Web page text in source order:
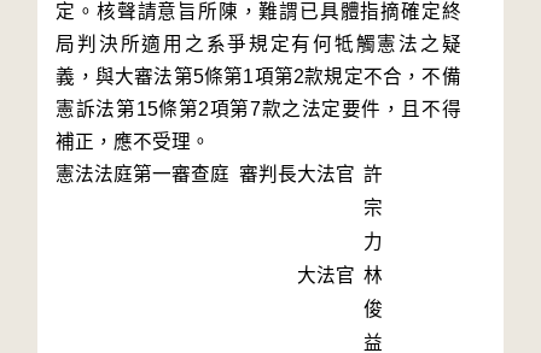
定。核聲請意旨所陳，難謂已具體指摘確定終
局判決所適用之系爭規定有何牴觸憲法之疑
義，與大審法第5條第1項第2款規定不合，不備
憲訴法第15條第2項第7款之法定要件，且不得
補正，應不受理。
憲法法庭第一審查庭 審判長大法官 許
宗
力
大法官 林
俊
益